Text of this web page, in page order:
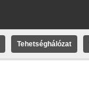
Tehetséghálózat